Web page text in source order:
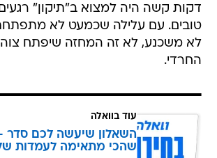
דקות קשה היה למצוא ב"תיקון"
טובים. עם עלילה שכמעט לא
לא משכנע, לא זה המחזה שיפתח
החרדי.
עוד בוואלה
השאלון שיעשה לכם סדר
שהכי מתאימה לעמדות